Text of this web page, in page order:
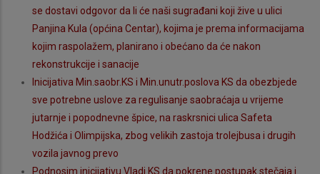
se dostavi odgovor da li će naši sugrađani koji žive u ulici
Panjina Kula (općina Centar), kojima je prema informacijama
kojim raspolažem, planirano i obećano da će nakon
rekonstrukcije i sanacije
Inicijativa Min.saobr.KS i Min.unutr.poslova KS da obezbjede
sve potrebne uslove za regulisanje saobraćaja u vrijeme
jutarnje i popodnevne špice, na raskrsnici ulica Safeta
Hodžića i Olimpijska, zbog velikih zastoja trolejbusa i drugih
vozila javnog prevo
Podnosim inicijativu Vladi KS da pokrene postupak stečaja i